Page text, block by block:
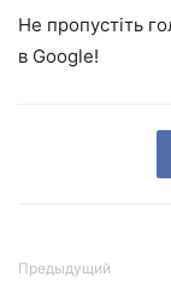
Не пропустіть
в Google!
Предыдущий